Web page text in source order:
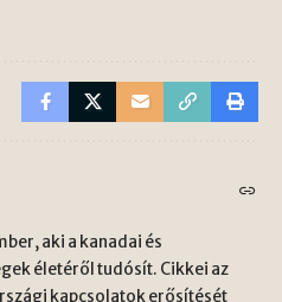
aki a kanadai és
életéről tudósít. Cikkei az
kapcsolatok erősítését